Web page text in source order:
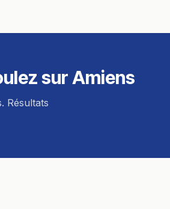
surAmiens
Résultats